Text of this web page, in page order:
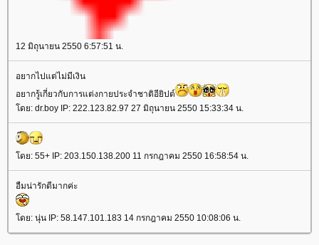
12 มิถุนายน 2550 6:57:51 น.
อยากไปแต่ไม่มีเงิน
อยากรู้เกี่ยวกับการแต่งกายประจำชาติอียิปต์
ดย: dr.boy IP: 222.123.82.97 27 มิถุนายน 2550 15:33:34 น.
ดย: 55+ IP: 203.150.138.200 11 กรกฎาคม 2550 16:58:54 น.
อืมน่ารักดีมากค่ะ
ดย: นุ่น IP: 58.147.101.183 14 กรกฎาคม 2550 10:08:06 น.